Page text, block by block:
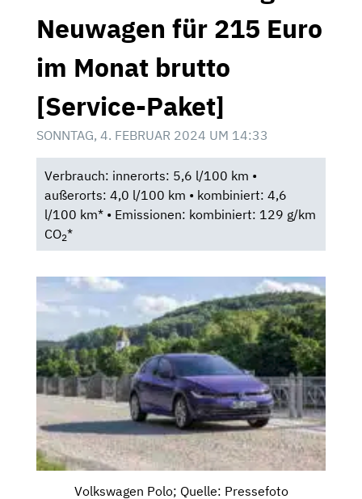
Neuwagen für 215 Euro
im Monat brutto
[Service-Paket]
SONNTAG, 4. FEBRUAR 2024 UM 14:33
Verbrauch: innerorts: 5,6 l/100 km •
außerorts: 4,0 l/100 km • kombiniert: 4,6
l/100 km* • Emissionen: kombiniert: 129 g/km
CO2*
Volkswagen Polo; Quelle: Pressefoto